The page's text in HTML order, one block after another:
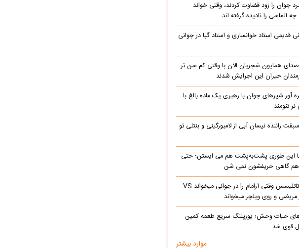
جوان را زود قضاوت کردند، وقتی خواند
الماسی را نادیده گرفته اند
قدیمی استاد خوانساری و استاد گپا در جوانی
همایون شجریان الان با وقتی کم سن تر
حیران این اجرایش شدند
آور شیرهای جوان با رهبری یک ماده بالغ با
تنومند
راننده نیسان آبی از لامبورگینی و بنتلی تو
ها این‌ طوری پشت‌به‌پشت هم می‌ ایستن؛ حتی
هم گاهی حریفشون نمی‌ شن
ابراهیم تاتلیسس وقتی آرامام را در جوانی میخواند VS
مریضی و روی ویلچر میخواند
حیات وحش؛ یوزپلنگ سریع طعمه کمین
قوی شد
موارد بیشتر